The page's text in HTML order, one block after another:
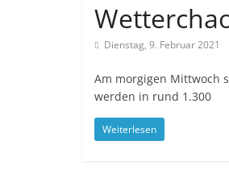
Dienstag, 9. Februar 2021
Am morgigen Mittwoch
werden in rund 1.300
Weiterlesen